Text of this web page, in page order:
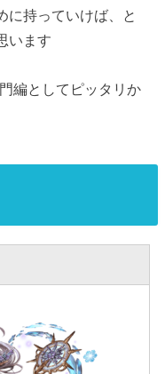
に持っていけば、と
います
編としてピッタリか